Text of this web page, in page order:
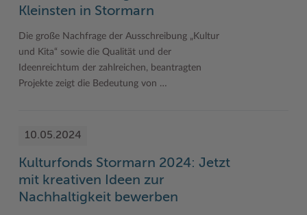
Kleinsten in Stormarn
Die große Nachfrage der Ausschreibung „Kultur
und Kita“ sowie die Qualität und der
Ideenreichtum der zahlreichen, beantragten
Projekte zeigt die Bedeutung von …
10.05.2024
Kulturfonds Stormarn 2024: Jetzt
mit kreativen Ideen zur
Nachhaltigkeit bewerben